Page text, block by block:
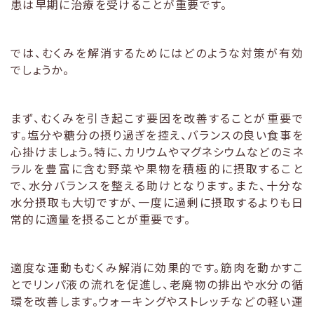
患は早期に治療を受けることが重要です。
では、むくみを解消するためにはどのような対策が有効
でしょうか。
まず、むくみを引き起こす要因を改善することが重要で
す。塩分や糖分の摂り過ぎを控え、バランスの良い食事を
心掛けましょう。特に、カリウムやマグネシウムなどのミネ
ラルを豊富に含む野菜や果物を積極的に摂取すること
で、水分バランスを整える助けとなります。また、十分な
水分摂取も大切ですが、一度に過剰に摂取するよりも日
常的に適量を摂ることが重要です。
適度な運動もむくみ解消に効果的です。筋肉を動かすこ
とでリンパ液の流れを促進し、老廃物の排出や水分の循
環を改善します。ウォーキングやストレッチなどの軽い運